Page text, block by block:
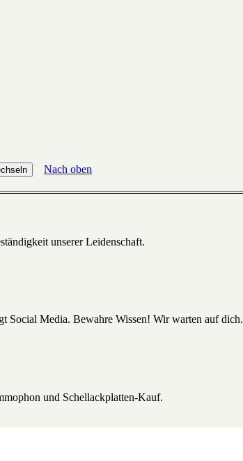
Nach oben
unserer Leidenschaft.
Social Media. Bewahre Wissen! Wir warten auf dich.
und Schellackplatten-Kauf.